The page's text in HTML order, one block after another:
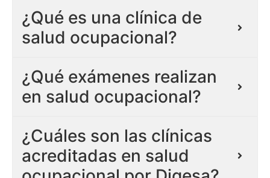
¿Qué es una clínica de
salud ocupacional?
¿Qué exámenes realizan
en salud ocupacional?
¿Cuáles son las clínicas
acreditadas en salud